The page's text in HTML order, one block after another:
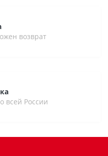
возврат
всей России